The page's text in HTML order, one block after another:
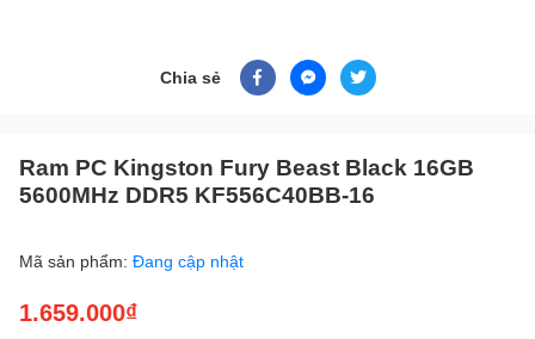
Chia sẻ
Ram PC Kingston Fury Beast Black 16GB
5600MHz DDR5 KF556C40BB-16
Mã sản phẩm: Đang cập nhật
1.659.000₫